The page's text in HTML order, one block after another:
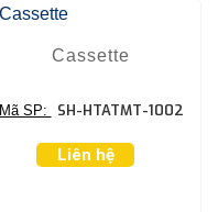
Cassette
Mã SP: SH-HTATMT-1002
Liên hệ